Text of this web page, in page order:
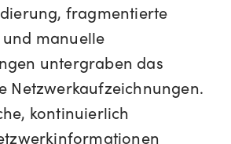
fragmentierte
manuelle
untergraben das
Netzwerkaufzeichnungen.
kontinuierlich